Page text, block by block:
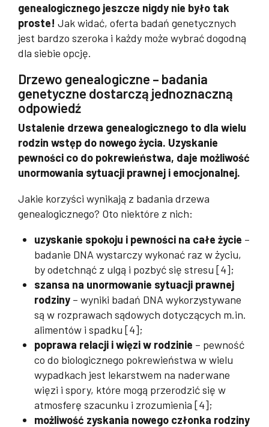
genealogicznego jeszcze nigdy nie było tak
proste! Jak widać, oferta badań genetycznych
jest bardzo szeroka i każdy może wybrać dogodną
dla siebie opcję.
Drzewo genealogiczne – badania
genetyczne dostarczą jednoznaczną
odpowiedź
Ustalenie drzewa genealogicznego to dla wielu
rodzin wstęp do nowego życia. Uzyskanie
pewności co do pokrewieństwa, daje możliwość
unormowania sytuacji prawnej i emocjonalnej.
Jakie korzyści wynikają z badania drzewa
genealogicznego? Oto niektóre z nich:
uzyskanie spokoju i pewności na całe życie –
badanie DNA wystarczy wykonać raz w życiu,
by odetchnąć z ulgą i pozbyć się stresu [4];
szansa na unormowanie sytuacji prawnej
rodziny – wyniki badań DNA wykorzystywane
są w rozprawach sądowych dotyczących m.in.
alimentów i spadku [4];
poprawa relacji i więzi w rodzinie – pewność
co do biologicznego pokrewieństwa w wielu
wypadkach jest lekarstwem na naderwane
więzi i spory, które mogą przerodzić się w
atmosferę szacunku i zrozumienia [4];
możliwość zyskania nowego członka rodziny